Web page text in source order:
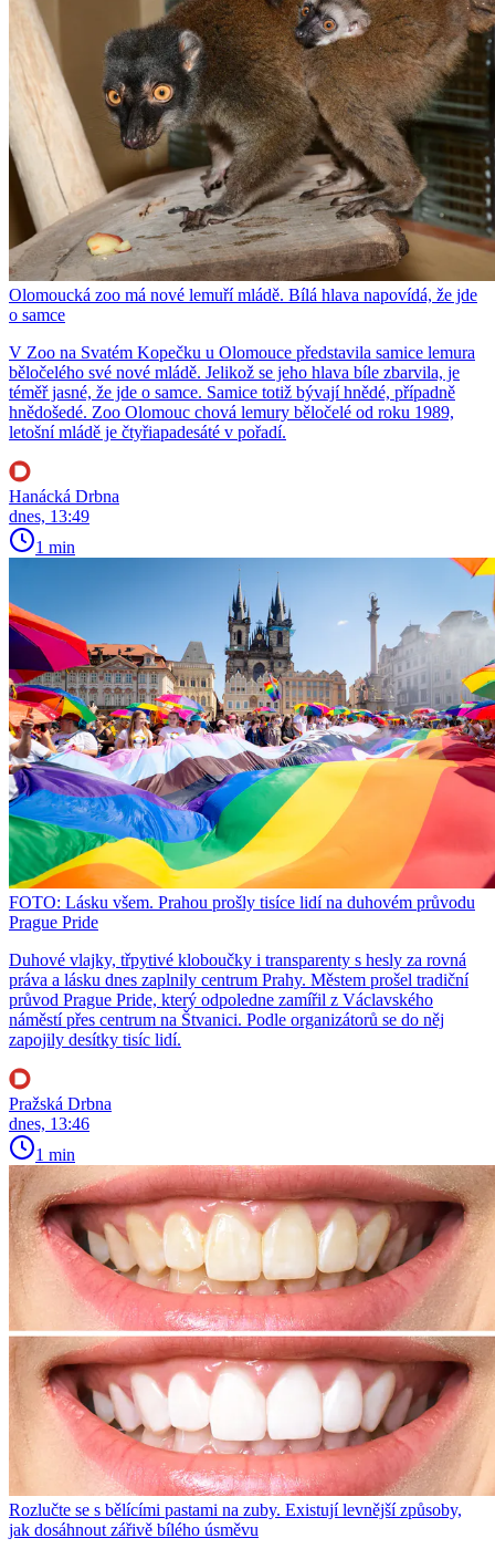
Olomoucká zoo má nové lemuří mládě. Bílá hlava napovídá, že jde
o samce
V Zoo na Svatém Kopečku u Olomouce představila samice lemura
běločelého své nové mládě. Jelikož se jeho hlava bíle zbarvila, je
téměř jasné, že jde o samce. Samice totiž bývají hnědé, případně
hnědošedé. Zoo Olomouc chová lemury běločelé od roku 1989,
letošní mládě je čtyřiapadesáté v pořadí.
Hanácká Drbna
dnes, 13:49
1 min
FOTO: Lásku všem. Prahou prošly tisíce lidí na duhovém průvodu
Prague Pride
Duhové vlajky, třpytivé kloboučky i transparenty s hesly za rovná
práva a lásku dnes zaplnily centrum Prahy. Městem prošel tradiční
průvod Prague Pride, který odpoledne zamířil z Václavského
náměstí přes centrum na Štvanici. Podle organizátorů se do něj
zapojily desítky tisíc lidí.
Pražská Drbna
dnes, 13:46
1 min
Rozlučte se s bělícími pastami na zuby. Existují levnější způsoby,
jak dosáhnout zářivě bílého úsměvu